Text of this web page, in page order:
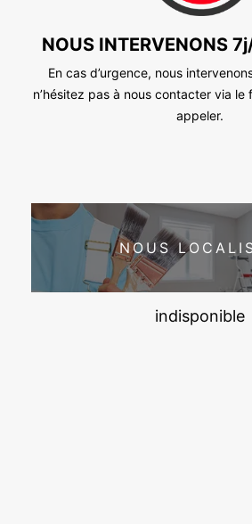
NOUS INTERVENONS
En cas d’urgence, nous
n’hésitez pas à nous contacter via le
appeler.
NOUS
indisponible